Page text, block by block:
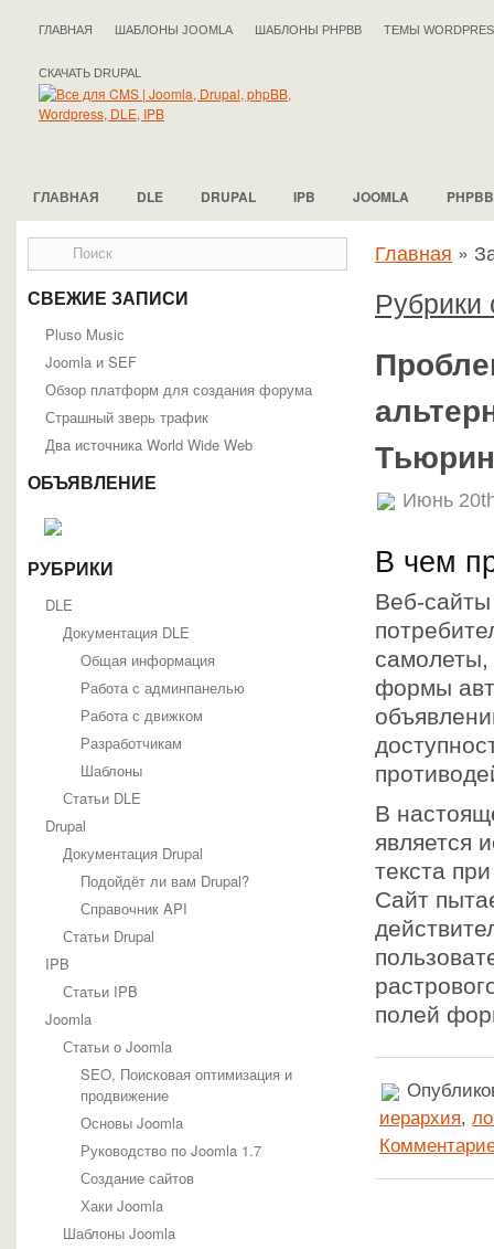
ГЛАВНАЯ ШАБЛОНЫ JOOMLA ШАБЛОНЫ PHPBB ТЕМЫ
СКАЧАТЬ DRUPAL
ГЛАВНАЯ DLE DRUPAL IPB JOOMLA PHPBB
СВЕЖИЕ ЗАПИСИ
Pluso Musiс
Joomla и SEF
Обзор платформ для создания форума
Страшный зверь трафик
Два источника World Wide Web
ОБЪЯВЛЕНИЕ
РУБРИКИ
DLE
Документация DLE
Общая информация
Работа с админпанелью
Работа с движком
Разработчикам
Шаблоны
Статьи DLE
Drupal
Документация Drupal
Подойдёт ли вам Drupal?
Справочник API
Статьи Drupal
IPB
Статьи IPB
Joomla
Статьи о Joomla
SEO, Поисковая оптимизация и
продвижение
Основы Joomla
Руководство по Joomla 1.7
Создание сайтов
Хаки Joomla
Шаблоны Joomla
Главная »
Рубрики
Июнь
В чем
Веб-
формы
В
является
текста
Сайт
полей
иерархия,